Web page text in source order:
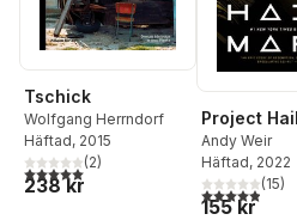
Tschick
Wolfgang Herrndorf
Häftad, 2015
5,0utav 5 stjärnor. Totalt antal röster:
(2)
238 kr
Project
Andy Weir
Häftad, 2022
4,9utav 5(15)
155 kr